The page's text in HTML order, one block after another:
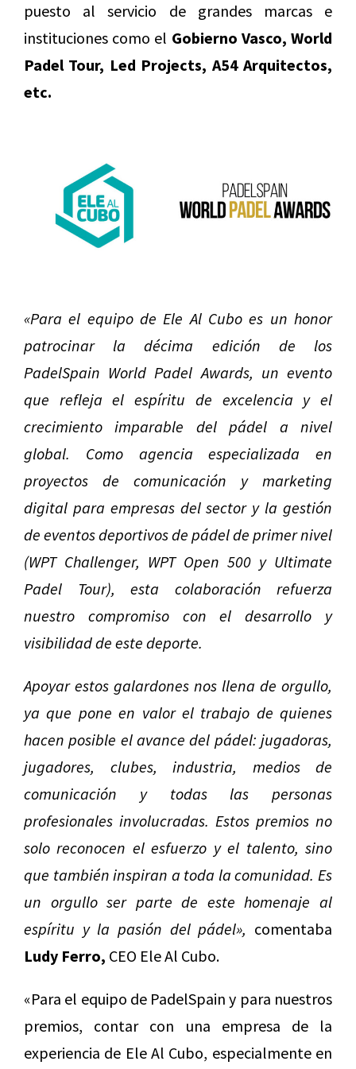
puesto al servicio de grandes marcas e
instituciones como el Gobierno Vasco, World
Padel Tour, Led Projects, A54 Arquitectos,
etc.
«Para el equipo de Ele Al Cubo es un honor
patrocinar la décima edición de los
PadelSpain World Padel Awards, un evento
que refleja el espíritu de excelencia y el
crecimiento imparable del pádel a nivel
global. Como agencia especializada en
proyectos de comunicación y marketing
digital para empresas del sector y la gestión
de eventos deportivos de pádel de primer nivel
(WPT Challenger, WPT Open 500 y Ultimate
Padel Tour), esta colaboración refuerza
nuestro compromiso con el desarrollo y
visibilidad de este deporte.
Apoyar estos galardones nos llena de orgullo,
ya que pone en valor el trabajo de quienes
hacen posible el avance del pádel: jugadoras,
jugadores, clubes, industria, medios de
comunicación y todas las personas
profesionales involucradas. Estos premios no
solo reconocen el esfuerzo y el talento, sino
que también inspiran a toda la comunidad. Es
un orgullo ser parte de este homenaje al
espíritu y la pasión del pádel», comentaba
Ludy Ferro, CEO Ele Al Cubo.
«Para el equipo de PadelSpain y para nuestros
premios, contar con una empresa de la
experiencia de Ele Al Cubo, especialmente en